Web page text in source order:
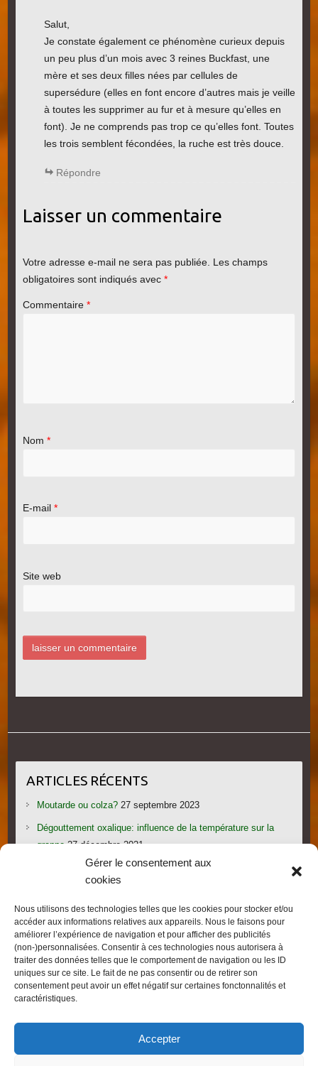
Gérer le consentement aux
cookies
Nous utilisons des technologies telles que les cookies pour stocker et/ou
accéder aux informations relatives aux appareils. Nous le faisons pour
améliorer l’expérience de navigation et pour afficher des publicités
(non-)personnalisées. Consentir à ces technologies nous autorisera à
traiter des données telles que le comportement de navigation ou les ID
uniques sur ce site. Le fait de ne pas consentir ou de retirer son
consentement peut avoir un effet négatif sur certaines fonctonnalités et
caractéristiques.
Accepter
Salut,
Je constate également ce phénomène curieux depuis
un peu plus d’un mois avec 3 reines Buckfast, une
mère et ses deux filles nées par cellules de
supersédure (elles en font encore d’autres mais je veille
à toutes les supprimer au fur et à mesure qu’elles en
font). Je ne comprends pas trop ce qu’elles font. Toutes
les trois semblent fécondées, la ruche est très douce.
Répondre
Laisser un commentaire
Votre adresse e-mail ne sera pas publiée. Les champs
obligatoires sont indiqués avec *
Commentaire *
Nom *
E-mail *
Site web
ARTICLES RÉCENTS
Moutarde ou colza? 27 septembre 2023
Dégouttement oxalique: influence de la température sur la
grappe 27 décembre 2021
Le candi provoque l’essaimage: vraiment?
Les villages provençaux du Pays de Fayence 19 septembre
2021
Sponsorisé par